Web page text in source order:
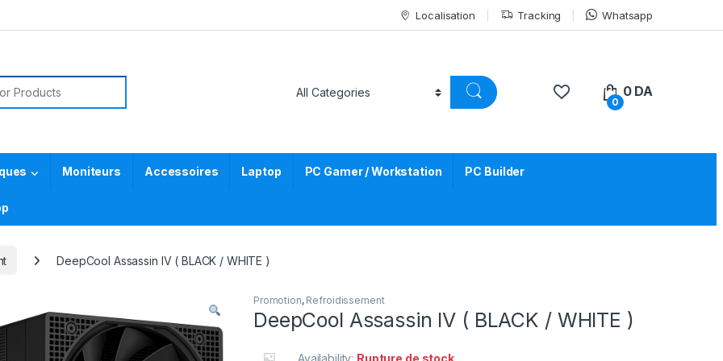
Localisation Tracking Whatsapp
0
0DA
Moniteurs Accessoires Laptop PC Gamer / Workstation PC Builder
DeepCool Assassin IV ( BLACK / WHITE )
Promotion, Refroidissement
DeepCool Assassin IV ( BLACK / WHITE )
Availability: Rupture de stock